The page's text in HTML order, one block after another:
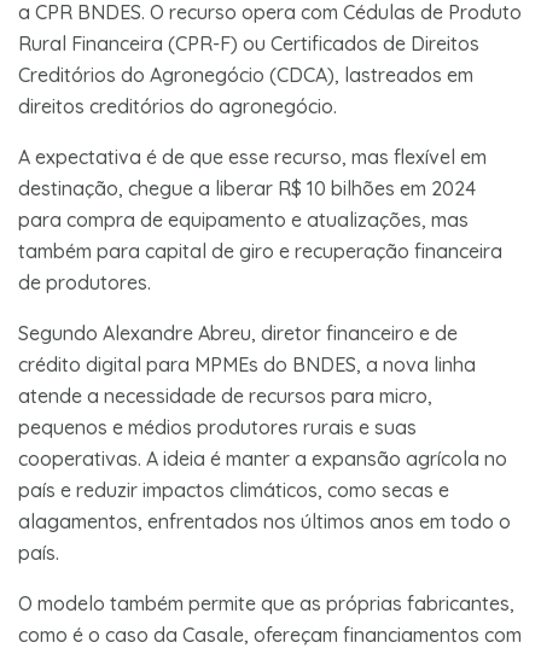
a CPR BNDES. O recurso opera com Cédulas de Produto
Rural Financeira (CPR-F) ou Certificados de Direitos
Creditórios do Agronegócio (CDCA), lastreados em
direitos creditórios do agronegócio.
A expectativa é de que esse recurso, mas flexível em
destinação, chegue a liberar R$ 10 bilhões em 2024
para compra de equipamento e atualizações, mas
também para capital de giro e recuperação financeira
de produtores.
Segundo Alexandre Abreu, diretor financeiro e de
crédito digital para MPMEs do BNDES, a nova linha
atende a necessidade de recursos para micro,
pequenos e médios produtores rurais e suas
cooperativas. A ideia é manter a expansão agrícola no
país e reduzir impactos climáticos, como secas e
alagamentos, enfrentados nos últimos anos em todo o
país.
O modelo também permite que as próprias fabricantes,
como é o caso da Casale, ofereçam financiamentos com